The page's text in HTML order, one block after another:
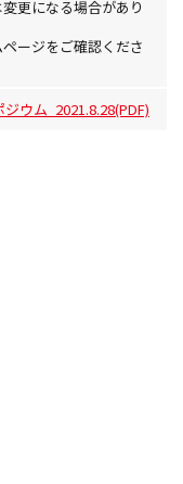
更になる場合があり
ージをご確認くださ
ウム_2021.8.28(PDF)